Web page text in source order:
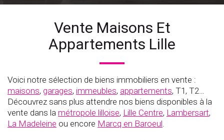
Vente Maisons Et
Appartements Lille
Voici notre sélection de biens immobiliers en vente :
maisons, garages, immeubles, appartements, T1, T2…
Découvrez sans plus attendre nos biens disponibles à la
vente dans la métropole lilloise, Lille Centre, Lambersart,
La Madeleine ou encore Marcq en Baroeul.